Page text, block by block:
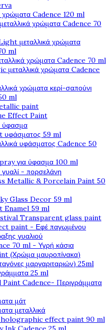
χρώματα Cadence 120 ml
χρώματα Cadence 70
μεταλλικά χρώματα
ml
χρώματα Cadence 70 ml
μεταλλικά χρώματα Cadence
χρώματα κερί-σαπούνι
ml
paint
Effect Paint
ύφασμα
υφάσματος 59 ml
υφάσματος Cadence 50
για ύφασμα 100 ml
- πορσελάνη
Metallic & Porcelain Paint 50
Glass Decor 59 ml
Enamel 59 ml
Transparent glass paint
paint - Εφέ παγωμένου
γυαλιού
70 ml - Υγρή κάσια
(Χρώμα μαυροπίνακα)
μαργαριταριών) 25ml
25 ml
Cadence- Περιγράμματα
μάτ
μεταλλικά
holographic effect paint 90 ml